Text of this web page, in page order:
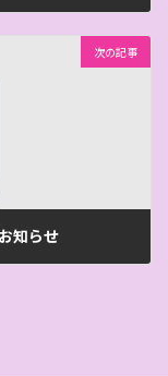
次の記事
知らせ